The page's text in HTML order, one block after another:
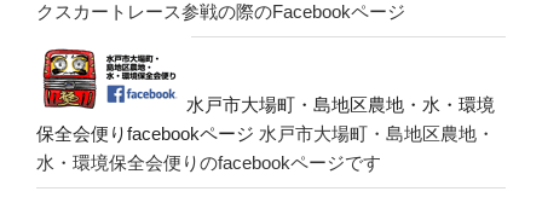
クスカートレース参戦の際のFacebookページ
水戸市大場町・島地区農地・水・環境
保全会便りfacebookページ 水戸市大場町・島地区農地・
水・環境保全会便りのfacebookページです